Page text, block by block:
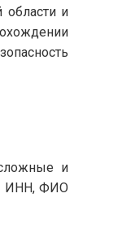
и
и
ИНН, ФИО